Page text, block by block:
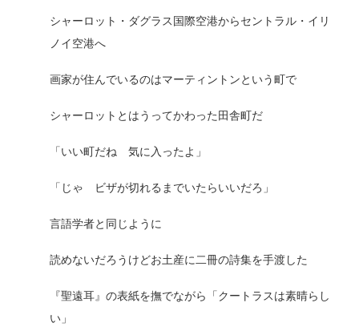
シャーロット・ダグラス国際空港からセントラル・イリ
ノイ空港へ
画家が住んでいるのはマーティントンという町で
シャーロットとはうってかわった田舎町だ
「いい町だね 気に入ったよ」
「じゃ ビザが切れるまでいたらいいだろ」
言語学者と同じように
読めないだろうけどお土産に二冊の詩集を手渡した
『聖遠耳』の表紙を撫でながら「クートラスは素晴らし
い」